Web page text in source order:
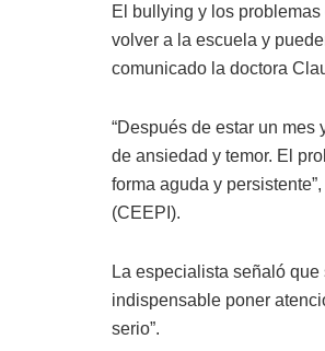
El bullying y los
volver a la escuela y
comunicado la doctora
“Después de estar un
de ansiedad y temor. El
forma aguda y
(CEEPI).
La especialista señaló
indispensable poner
serio”.